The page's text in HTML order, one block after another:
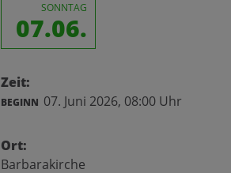
SONNTAG
07.06.
Zeit:
BEGINN 07. Juni 2026, 08:00 Uhr
Ort:
Barbarakirche